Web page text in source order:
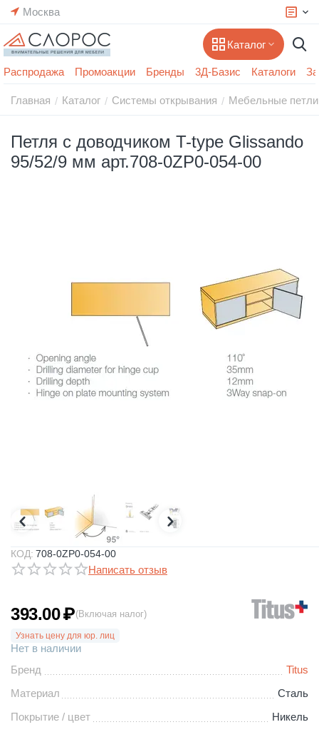
Москва
Каталог
Распродажа Промоакции Бренды 3Д-Базис Каталоги
Главная / Каталог / Системы открывания / Мебельные петли
Петля с доводчиком T-type Glissando
95/52/9 мм арт.708-0ZP0-054-00
КОД: 708-0ZP0-054-00
Написать отзыв
393.00₽(Включая налог)
Узнать цену для юр. лиц
Нет в наличии
Бренд
Titus
Материал
Сталь
Покрытие / цвет
Никель